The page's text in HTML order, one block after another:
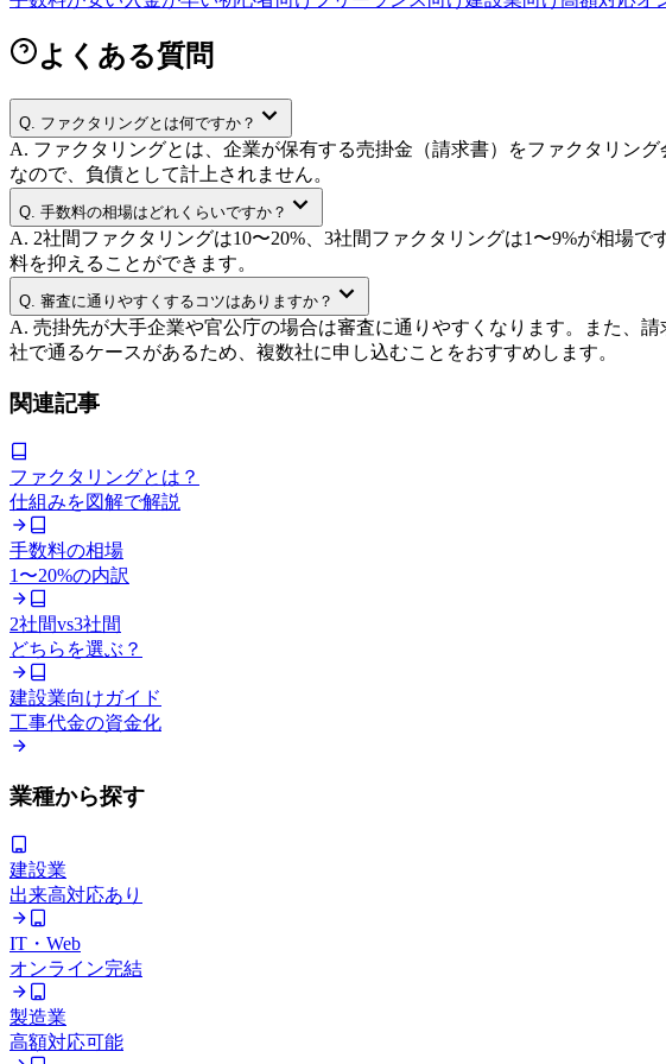
よくある質問
Q. ファクタリングとは何ですか？
A. ファクタリングとは、企業が保有する売掛金（請求書）をファクタリン
なので、負債として計上されません。
Q. 手数料の相場はどれくらいですか？
A. 2社間ファクタリングは10〜20%、3社間ファクタリングは1〜9%が相場
料を抑えることができます。
Q. 審査に通りやすくするコツはありますか？
A. 売掛先が大手企業や官公庁の場合は審査に通りやすくなります。また、
社で通るケースがあるため、複数社に申し込むことをおすすめします。
関連記事
ファクタリングとは？
仕組みを図解で解説
手数料の相場
1〜20%の内訳
2社間vs3社間
どちらを選ぶ？
建設業向けガイド
工事代金の資金化
業種から探す
建設業
出来高対応あり
IT・Web
オンライン完結
製造業
高額対応可能